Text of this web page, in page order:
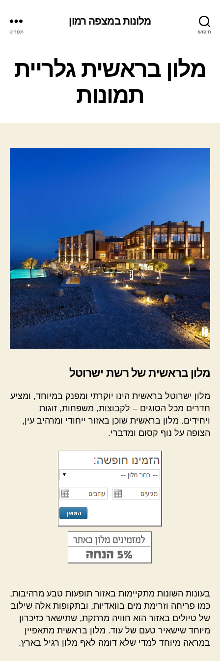
חיפוש
מלונות במצפה רמון
תפריט
ק
ט
ר
ו
מלון בראשית גלריית
תמונות
מלון בראשית של רשת ישרוטל
מלון ישרוטל בראשית הינו יוקרתי ומפנק במיוחד, ומציע
חדרים מכל הסוגים – לקבוצות, משפחות, זוגות
ויחידים. מלון בראשית שוכן באזור ייחודי ומרהיב עין,
הצופה על נוף קסום ומדברי.
בעונות השונות מתקיימות באזור תופעות טבע מרהיבות,
כמו פריחה וזרימת מים בוואדיות, ובתקופות אלה שילוב
של טיולים באזור הוא חוויה מרתקת, שתישאר כזיכרון
מיוחד שישאיר טעם של עוד. מלון בראשית מתאפיין
במראה מיוחד למדי שלא דומה לאף מלון רגיל בארץ.